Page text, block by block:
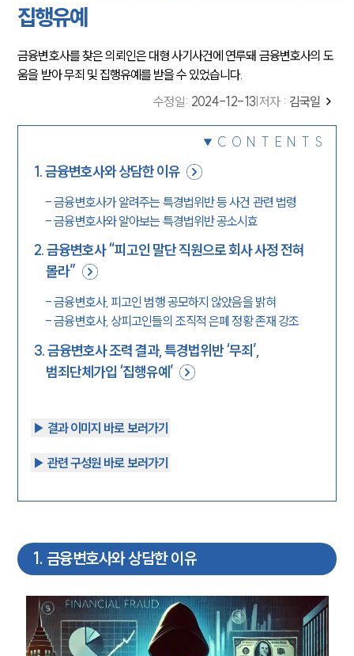
집행유예
금융변호사를 찾은 의뢰인은 대형 사기사건에 연루돼 금융변호사의 도
움을 받아 무죄 및 집행유예를 받을 수 있었습니다.
수정일: 2024-12-13 저자 : 김국일
CONTENTS
1.금융변호사와 상담한 이유
-금융변호사가 알려주는 특경법위반 등 사건 관련 법령
-금융변호사와 알아보는 특경법위반 공소시효
2.금융변호사 “피고인 말단 직원으로 회사 사정 전혀
몰라”
-금융변호사, 피고인 범행 공모하지 않았음을 밝혀
-금융변호사, 상피고인들의 조직적 은폐 정황 존재 강조
3.금융변호사 조력 결과, 특경법위반 ‘무죄’,
범죄단체가입 ‘집행유예’
▶︎ 결과 이미지 바로 보러가기
▶︎ 관련 구성원 바로 보러가기
1 . 금융변호사와 상담한 이유